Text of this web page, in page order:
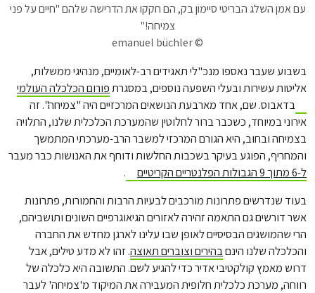
עם אמן השלג הבריטי סיימון בק, הם חקקו את הדרישה שלהם "חיים על פני
צמיחה!"
© emanuel büchler
בשבוע שעבר נאספו מנכ"לי תאגידים רב-לאומיים, מנהיגי ממשלות,
אליטות עשירות ובעלי השפעה נוספים, במסגרתפורום הכלכלה העולמי
בדאבוס. שם, אחד מארבעת הנושאים המרכזיים היה "צמיחה". זה
אירוני במיוחד, כשכבר ברור לחלוטין שהמערכת הכלכלית שלנו, התלויה
בצמיחה ובחוב, היא הגורם המרכזי למשבר הרב-מערכתי המתמשך
והמחריף, הפוגע בעיקר בשכבות החלשות ודוחף את האנושות כבר מעבר
ל-6 מתוך 9 הגבולות הפלנטריים הקריטיים
.
בעוד שנדרשים פתרונות מורכבים לבעיות הרבות והחמורות, פתרונות
אשר דורשים גם התאמה זהירה לאזורים הגיאוגרפיים השונים ותושביהם,
הרי שהמושגים הבסיסיים לאופן שבו עלינו לארגן מחדש את החברה
והכלכלה שלנו הינםבהירים וצוברים תאוצה. זהו לא מדע טילים, אבל
דרוש מאמץ קולקטיבי אדיר כדי להגיע לשם. התשובה היא כלכלה של
רווחה, מערכת כלכלית חלופית המעבירה את המיקוד מ'צמיחה' לעבר